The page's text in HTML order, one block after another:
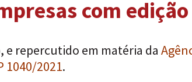
com edição
e repercutido em matéria da
1040/2021.